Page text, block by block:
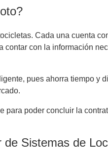
Cada una cuenta
contar con la información
pues ahorra tiempo y
para poder concluir la
de Sistemas de